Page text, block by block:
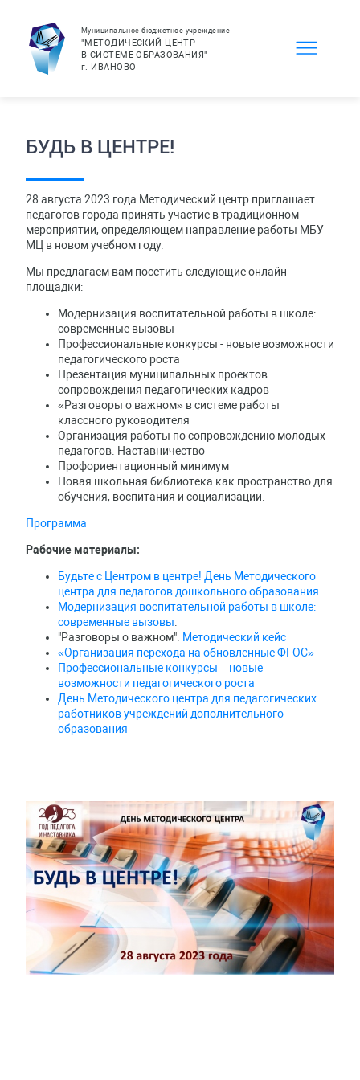
Муниципальное бюджетное учреждение
"МЕТОДИЧЕСКИЙ ЦЕНТР
В СИСТЕМЕ ОБРАЗОВАНИЯ"
г. ИВАНОВО
БУДЬ В ЦЕНТРЕ!
28 августа 2023 года Методический центр приглашает
педагогов города принять участие в традиционном
мероприятии, определяющем направление работы МБУ
МЦ в новом учебном году.
Мы предлагаем вам посетить следующие онлайн-
площадки:
Модернизация воспитательной работы в школе:
современные вызовы
Профессиональные конкурсы - новые возможности
педагогического роста
Презентация муниципальных проектов
сопровождения педагогических кадров
«Разговоры о важном» в системе работы
классного руководителя
Организация работы по сопровождению молодых
педагогов. Наставничество
Профориентационный минимум
Новая школьная библиотека как пространство для
обучения, воспитания и социализации.
Программа
Рабочие материалы:
Будьте с Центром в центре! День Методического
центра для педагогов дошкольного образования
Модернизация воспитательной работы в школе:
современные вызовы
"Разговоры о важном". Методический кейс
«Организация перехода на обновленные ФГОС»
Профессиональные конкурсы – новые
возможности педагогического роста
День Методического центра для педагогических
работников учреждений дополнительного
образования